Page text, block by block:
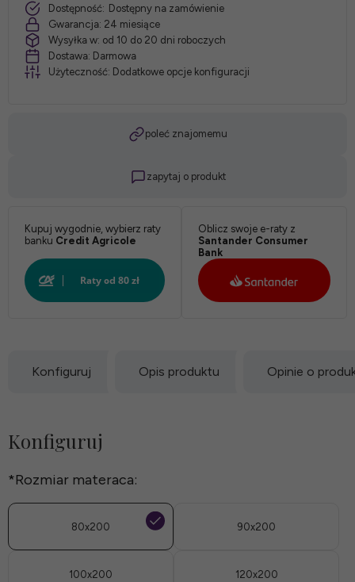
materaca:
*
Biały:
Dostępność: Dostępny na zamówienie
Gwarancja: 24 miesiące
Wysyłka w: od 10 do 20 dni roboczych
Dostawa: Darmowa
Użyteczność: Dodatkowe opcje konfiguracji
poleć znajomemu
zapytaj o produkt
Kupuj wygodnie, wybierz raty
banku Credit Agricole
Oblicz swoje e-raty z
Santander Consumer
Bank
Konfiguruj Opis produktu Opinie o
Konfiguruj
*Rozmiar materaca:
80x200 90x200
100x200 120x200